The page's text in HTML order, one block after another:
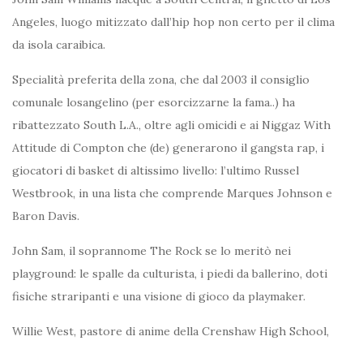
Angeles, luogo mitizzato dall’hip hop non certo per il clima
da isola caraibica.
Specialità preferita della zona, che dal 2003 il consiglio
comunale losangelino (per esorcizzarne la fama..) ha
ribattezzato South L.A., oltre agli omicidi e ai Niggaz With
Attitude di Compton che (de) generarono il gangsta rap, i
giocatori di basket di altissimo livello: l’ultimo Russel
Westbrook, in una lista che comprende Marques Johnson e
Baron Davis.
John Sam, il soprannome The Rock se lo meritò nei
playground: le spalle da culturista, i piedi da ballerino, doti
fisiche straripanti e una visione di gioco da playmaker.
Willie West, pastore di anime della Crenshaw High School,